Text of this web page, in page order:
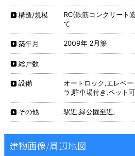
構造/規模
RC(鉄筋コンクリート
て
築年月 2009年 2月築
総戸数
設備
オートロック,エレベ
ラ,駐車場付き,ペット可
その他 駅近,緑公園至近,
建物画像/周辺地図